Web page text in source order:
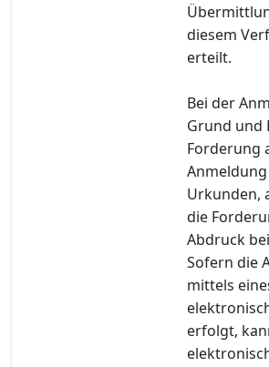
diesem
erteilt.
Bei der
Grund und
Forderung
Urkunden,
die
Abdruck
Sofern die
mittels
erfolgt,